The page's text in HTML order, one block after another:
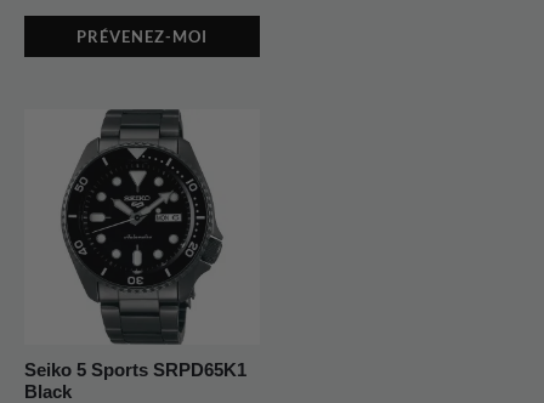
PRÉVENEZ-MOI
Seiko 5 Sports SRPD65K1
Black